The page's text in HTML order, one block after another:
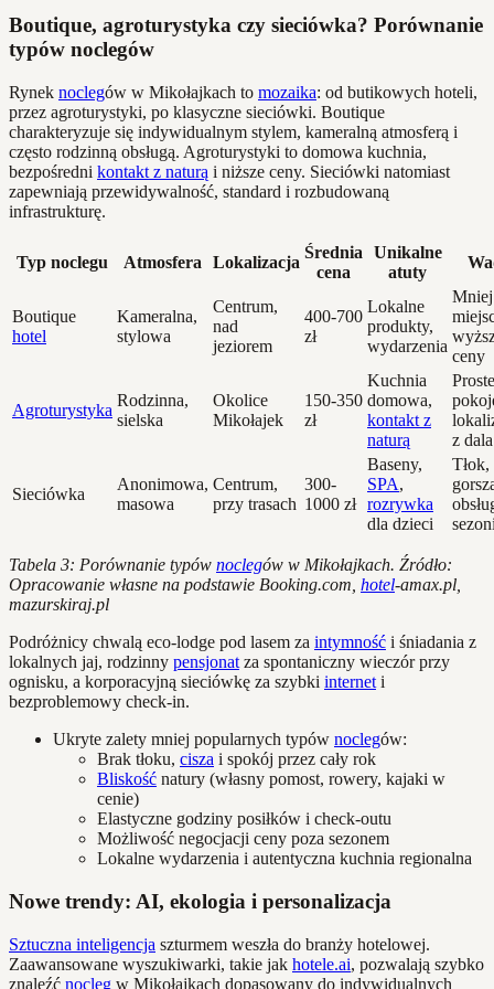
Boutique, agroturystyka czy sieciówka? Porównanie
typów noclegów
Rynek noclegów w Mikołajkach to mozaika: od butikowych hoteli,
przez agroturystyki, po klasyczne sieciówki. Boutique
charakteryzuje się indywidualnym stylem, kameralną atmosferą i
często rodzinną obsługą. Agroturystyki to domowa kuchnia,
bezpośredni kontakt z naturą i niższe ceny. Sieciówki natomiast
zapewniają przewidywalność, standard i rozbudowaną
infrastrukturę.
Typ noclegu Atmosfera Lokalizacja
Średnia
cena
Unikalne
atuty
Boutique
hotel
Kameralna,
stylowa
Centrum,
nad
jeziorem
400-700
zł
Lokalne
produkty,
wydarzenia
Mniej
ceny
Agroturystyka
Rodzinna,
sielska
Okolice
Mikołajek
150-350
zł
Kuchnia
domowa,
kontakt z
naturą
Proste
z dala
Sieciówka
Anonimowa,
masowa
Centrum,
przy trasach
300-
1000 zł
Baseny,
SPA,
rozrywka
dla dzieci
Tłok,
Tabela 3: Porównanie typów noclegów w Mikołajkach. Źródło:
Opracowanie własne na podstawie Booking.com, hotel-amax.pl,
mazurskiraj.pl
Podróżnicy chwalą eco-lodge pod lasem za intymność i śniadania z
lokalnych jaj, rodzinny pensjonat za spontaniczny wieczór przy
ognisku, a korporacyjną sieciówkę za szybki internet i
bezproblemowy check-in.
Ukryte zalety mniej popularnych typów noclegów:
Brak tłoku, cisza i spokój przez cały rok
Bliskość natury (własny pomost, rowery, kajaki w
cenie)
Elastyczne godziny posiłków i check-outu
Możliwość negocjacji ceny poza sezonem
Lokalne wydarzenia i autentyczna kuchnia regionalna
Nowe trendy: AI, ekologia i personalizacja
Sztuczna inteligencja szturmem weszła do branży hotelowej.
Zaawansowane wyszukiwarki, takie jak hotele.ai, pozwalają szybko
znaleźć nocleg w Mikołajkach dopasowany do indywidualnych